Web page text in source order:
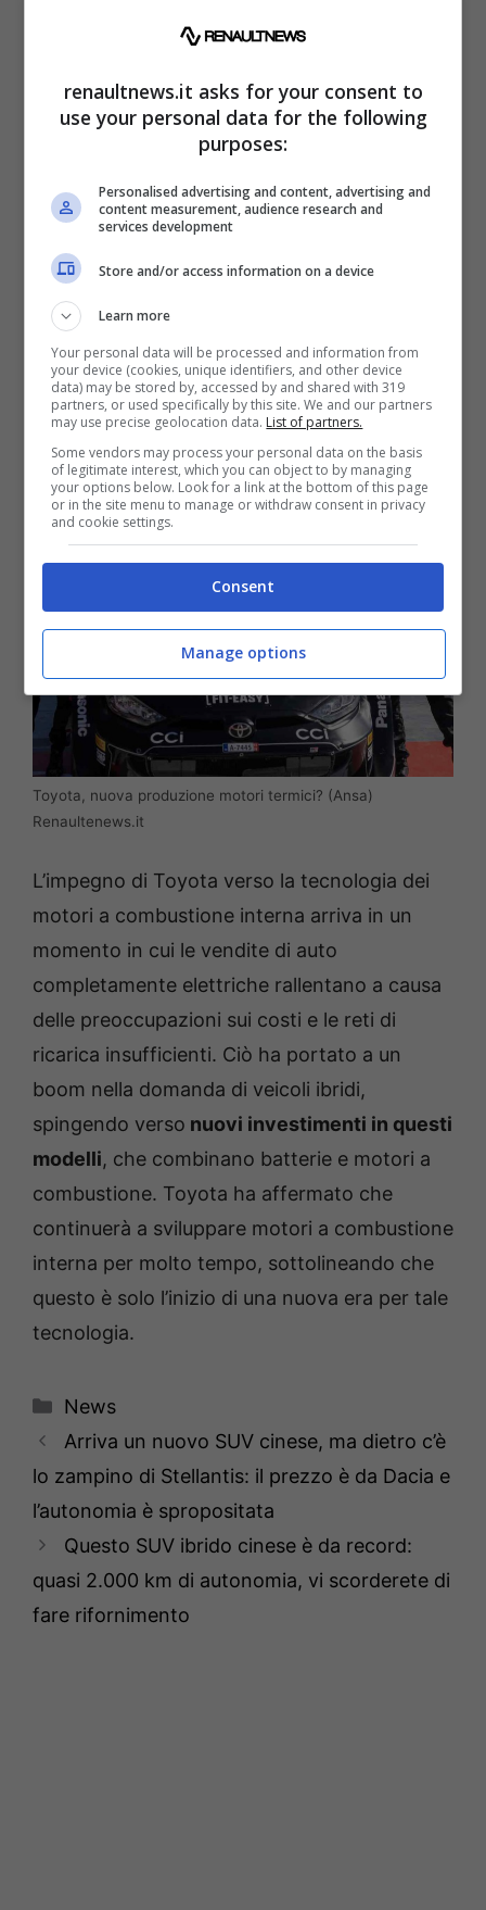
Toyota, orna in auge il
termico
Tra i modelli in sviluppo, spicca il G20E, già
di recente produzione, impiegata come
banco di prova per il nuovo gruppo
propulsore. “In un’epoca in cui lo sviluppo
della tecnologia dei veicoli elettrici a batteria
sta accelerando, c’è
un nuovo ruolo che
possiamo perseguire per il motorea
combustione interna“, ha affermato il CEO di
Toyota, Koji Sato.
Toyota, nuova produzione motori termici? (Ansa)
Renaultenews.it
L’impegno di Toyota verso la tecnologia dei
motori a combustione interna arriva in un
momento in cui le vendite di auto
completamente elettriche rallentano a causa
delle preoccupazioni sui costi e le reti di
ricarica insufficienti. Ciò ha portato a un
boom nella domanda di veicoli ibridi,
spingendo verso nuovi investimenti in questi
modelli, che combinano batterie e motori a
combustione. Toyota ha affermato che
continuerà a sviluppare motori a combustione
interna per molto tempo, sottolineando che
questo è solo l’inizio di una nuova era per tale
tecnologia.
Categorie
News
Arriva un nuovo SUV cinese, ma dietro c’è
lo zampino di Stellantis: il prezzo è da Dacia e
l’autonomia è spropositata
Questo SUV ibrido cinese è da record:
quasi 2.000 km di autonomia, vi scorderete di
fare rifornimento
renaultnews.it asks for your consent to
use your personal data for the following
purposes:
Personalised advertising and content, advertising and
content measurement, audience research and
services development
Store and/or access information on a device
Learn more
Your personal data will be processed and information from
your device (cookies, unique identifiers, and other device
data) may be stored by, accessed by and shared with 319
partners, or used specifically by this site. We and our partners
may use precise geolocation data. List of partners.
Some vendors may process your personal data on the basis
of legitimate interest, which you can object to by managing
your options below. Look for a link at the bottom of this page
or in the site menu to manage or withdraw consent in privacy
and cookie settings.
Consent
Manage options